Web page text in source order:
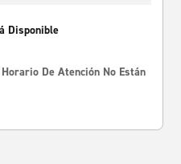
Disponible
De Atención No Están